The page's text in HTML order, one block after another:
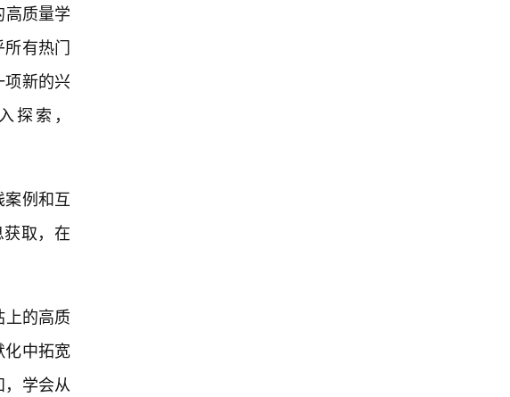
高质量学
有热门
新的兴
索，
例和互
获取，在
的高质
化中拓宽
学会从